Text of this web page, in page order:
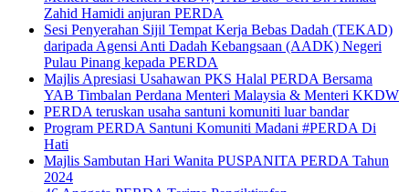
Zahid Hamidi anjuran PERDA
Sesi Penyerahan Sijil Tempat Kerja Bebas Dadah (TEKAD)
daripada Agensi Anti Dadah Kebangsaan (AADK) Negeri
Pulau Pinang kepada PERDA
Majlis Apresiasi Usahawan PKS Halal PERDA Bersama
YAB Timbalan Perdana Menteri Malaysia & Menteri KKDW
PERDA teruskan usaha santuni komuniti luar bandar
Program PERDA Santuni Komuniti Madani #PERDA Di
Hati
Majlis Sambutan Hari Wanita PUSPANITA PERDA Tahun
2024